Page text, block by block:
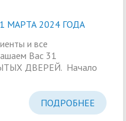
МАРТА 2024 ГОДА
и все
Вас 31
ДВЕРЕЙ. Начало
ПОДРОБНЕЕ